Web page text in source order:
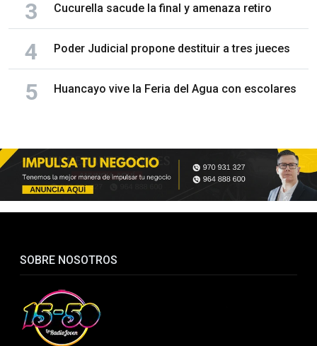
Cucurella sacude la final y amenaza retiro
Poder Judicial propone destituir a tres jueces
Huancayo vive la Feria del Agua con escolares
SOBRE NOSOTROS